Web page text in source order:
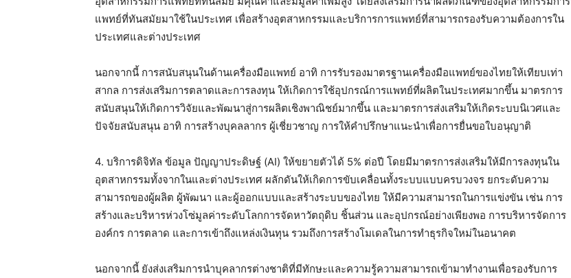
แพทย์ที่ทันสมัยมาใช้ในประเทศ เพื่อสร้างอุตสาหกรรมและบริการการแพทย์ที่สามารถรองรับความต้องการใน
ประเทศและต่างประเทศ
นอกจากนี้ การสนับสนุนในด้านเครื่องมือแพทย์ อาทิ การรับรองมาตรฐานเครื่องมือแพทย์ของไทยให้เทียบเท่า
สากล การส่งเสริมการตลาดและการลงทุน ให้เกิดการใช้อุปกรณ์การแพทย์ที่ผลิตในประเทศมากขึ้น มาตรการ
สนับสนุนให้เกิดการวิจัยและพัฒนาสู่การผลิตเชิงพาณิชย์มากขึ้น และมาตรการส่งเสริมให้เกิดระบบนิเวศและ
ปัจจัยสนับสนุน อาทิ การสร้างบุคลลากร ผู้เชี่ยวชาญ การให้คำปรึกษาแนะนำเพื่อการยื่นขอใบอนุญาติ
4. บริการดิจิทัล ข้อมูล ปัญญาประดิษฐ์ (AI) ให้ขยายตัวได้ 5% ต่อปี โดยมีมาตรการส่งเสริมให้มีการลงทุนใน
อุตสาหกรรมทั้งจากในและต่างประเทศ ผลักดันให้เกิดการขับเคลื่อนทั้งระบบแบบครบวงจร ยกระดับความ
สามารถของผู้ผลิต ผู้พัฒนา และผู้ออกแบบและสร้างระบบของไทย ให้มีความสามารถในการแข่งขัน เช่น การ
สร้างและบริหารห่วงโซ่มูลค่าระดับโลกการจัดหาวัตถุดิบ ชิ้นส่วน และอุปกรณ์อย่างเพียงพอ การบริหารจัดการ
องค์กร การตลาด และการเข้าถึงแหล่งเงินทุน รวมถึงการสร้างโมเดลในการทำธุรกิจใหม่ในอนาคต
นอกจากนี้ ยังส่งเสริมการนำบุคลากรต่างชาติที่มีทักษะและความรู้ความสามารถเข้ามาทำงานเพื่อรองรับการ